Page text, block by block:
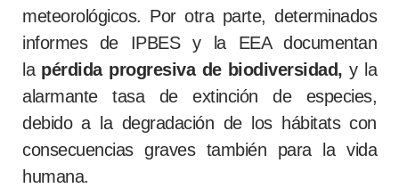
meteorológicos. Por otra parte, determinados
informes de IPBES y la EEA documentan
la pérdida progresiva de biodiversidad,y la
alarmante tasa de extinción de especies,
debido a la degradación de los hábitats con
consecuencias graves también para la vida
humana.